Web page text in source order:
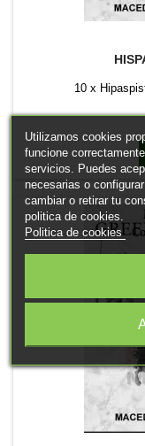
10 x
Utilizamos cookies
funcione
servicios. Puedes
necesarias o
cambiar o retirar tu
politica de cookies.
Politica de cookies